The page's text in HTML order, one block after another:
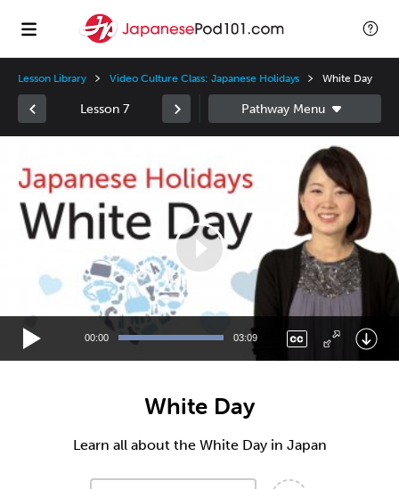
Lesson Library Video Culture Class: Japanese Holidays White Day
Lesson 7
00:00 03:09
White Day
Learn all about the White Day in Japan